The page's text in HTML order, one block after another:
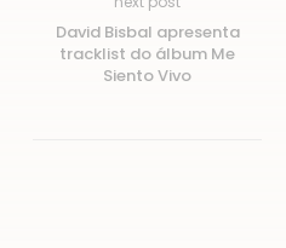
David Bisbal apresenta
tracklist do álbum Me
Siento Vivo